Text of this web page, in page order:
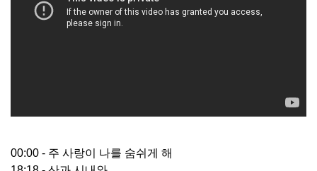
00:00 - 주 사랑이 나를 숨쉬게 해